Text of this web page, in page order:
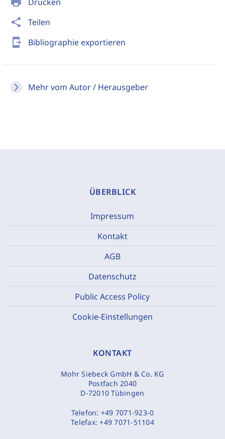
share Teilen
send_to_mobile Bibliographie exportieren
Mehr vom Autor / Herausgeber
ÜBERBLICK
Impressum
Kontakt
AGB
Datenschutz
Public Access Policy
Cookie-Einstellungen
KONTAKT
Mohr Siebeck GmbH & Co. KG
Postfach 2040
D-72010 Tübingen
Telefon: +49 7071-923-0
Telefax:+49 7071-51104